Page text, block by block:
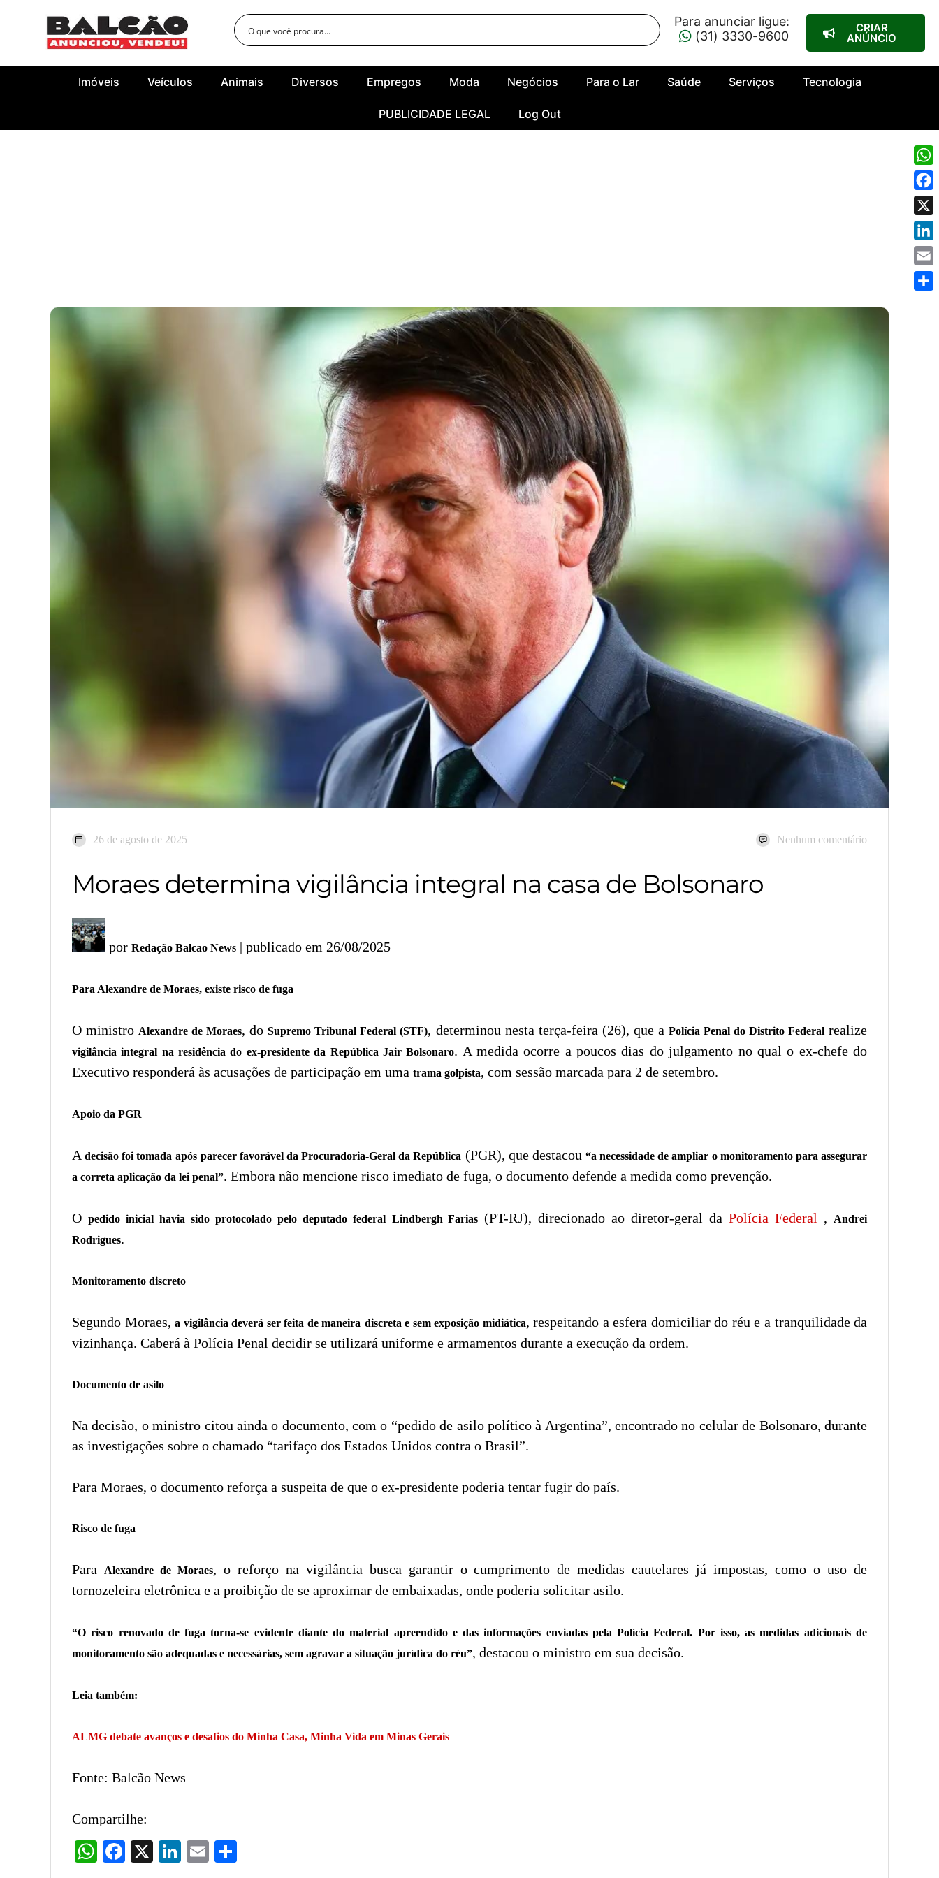
Para anunciar ligue:
(31) 3330-9600
CRIAR
ANÚNCIO
Imóveis Veículos Animais Diversos Empregos Moda Negócios Para o Lar Saúde Serviços Tecnologia
PUBLICIDADE LEGAL Log Out
26 de agosto de 2025 Nenhum comentário
Moraes determina vigilância integral na casa de Bolsonaro
por Redação Balcao News | publicado em 26/08/2025
Para Alexandre de Moraes, existe risco de fuga
O ministro Alexandre de Moraes, doSupremo Tribunal Federal (STF), determinou nesta terça-feira (26), que a Polícia Penal do Distrito Federal realize
vigilância integral na residência do ex-presidente da República Jair Bolsonaro. A medida ocorre a poucos dias do julgamento no qual o ex-chefe do
Executivo responderá às acusações de participação em uma trama golpista, com sessão marcada para 2 de setembro.
Apoio da PGR
Adecisão foi tomada após parecer favorável da Procuradoria-Geral da República (PGR), que destacou“a necessidade de ampliar o monitoramento para assegurar
a correta aplicação da lei penal”. Embora não mencione risco imediato de fuga, o documento defende a medida como prevenção.
O pedido inicial havia sido protocolado pelo deputado federal Lindbergh Farias (PT-RJ), direcionado ao diretor-geral daPolícia Federal ,
Andrei
Rodrigues.
Monitoramento discreto
Segundo Moraes,a vigilância deverá ser feita de maneira discreta e sem exposição midiática, respeitando a esfera domiciliar do réu e a tranquilidade da
vizinhança. Caberá à Polícia Penal decidir se utilizará uniforme e armamentos durante a execução da ordem.
Documento de asilo
Na decisão, o ministro citou ainda o documento, com o “pedido de asilo político à Argentina”, encontrado no celular de Bolsonaro, durante
as investigações sobre o chamado “tarifaço dos Estados Unidos contra o Brasil”.
Para Moraes, o documento reforça a suspeita de que o ex-presidente poderia tentar fugir do país.
Risco de fuga
Para Alexandre de Moraes, o reforço na vigilância busca garantir o cumprimento de medidas cautelares já impostas, como o uso de
tornozeleira eletrônica e a proibição de se aproximar de embaixadas, onde poderia solicitar asilo.
“O risco renovado de fuga torna-se evidente diante do material apreendido e das informações enviadas pela Polícia Federal. Por isso, as medidas adicionais de
monitoramento são adequadas e necessárias, sem agravar a situação jurídica do réu”, destacou o ministro em sua decisão.
Leia também:
ALMG debate avanços e desafios do Minha Casa, Minha Vida em Minas Gerais
Fonte: Balcão News
Compartilhe:
WhatsAppFacebook LinkedInEmail
X